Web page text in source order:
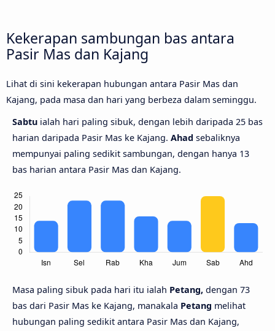
Kekerapan sambungan bas antara
Pasir Mas dan Kajang
Lihat di sini kekerapan hubungan antara Pasir Mas dan
Kajang, pada masa dan hari yang berbeza dalam seminggu.
Sabtu ialah hari paling sibuk, dengan lebih daripada 25 bas
harian daripada Pasir Mas ke Kajang. Ahad sebaliknya
mempunyai paling sedikit sambungan, dengan hanya 13
bas harian antara Pasir Mas dan Kajang.
Masa paling sibuk pada hari itu ialah Petang, dengan 73
bas dari Pasir Mas ke Kajang, manakala Petang melihat
hubungan paling sedikit antara Pasir Mas dan Kajang,